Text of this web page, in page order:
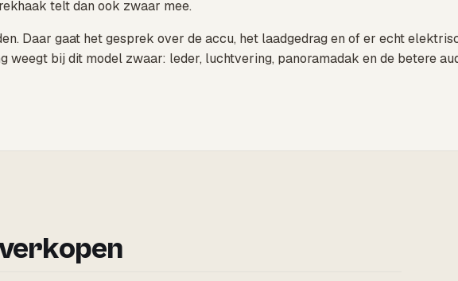
telt dan ook zwaar mee.
Daar gaat het gesprek over de accu, het laadgedrag en of er echt
weegt bij dit model zwaar: leder, luchtvering, panoramadak en de betere